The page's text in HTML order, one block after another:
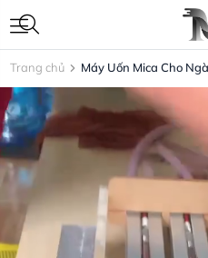
Trang chủ Máy Uốn Mica Cho